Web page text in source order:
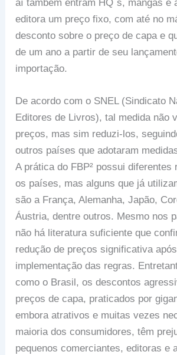
aí também entram HQ´s, mangás e
editora um preço fixo, com até no
desconto sobre o preço de capa e
de um ano a partir de seu
importação.
De acordo com o SNEL (Sindicato
Editores de Livros), tal medida não
preços, mas sim reduzi-los,
outros países que adotaram
A prática do FBP² possui diferentes
os países, mas alguns que já
são a França, Alemanha, Japão,
Áustria, dentre outros. Mesmo nos
não há literatura suficiente que
redução de preços significativa
implementação das regras.
como o Brasil, os descontos
preços de capa, praticados por
embora atrativos e muitas vezes
maioria dos consumidores, têm
pequenos comerciantes, editoras e